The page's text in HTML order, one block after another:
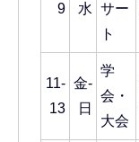
9 水 サー
ト
11-
13
金-
日
学
会・
大会